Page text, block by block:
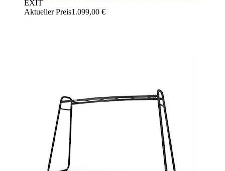
EXIT
Aktueller Preis1.099,00 €